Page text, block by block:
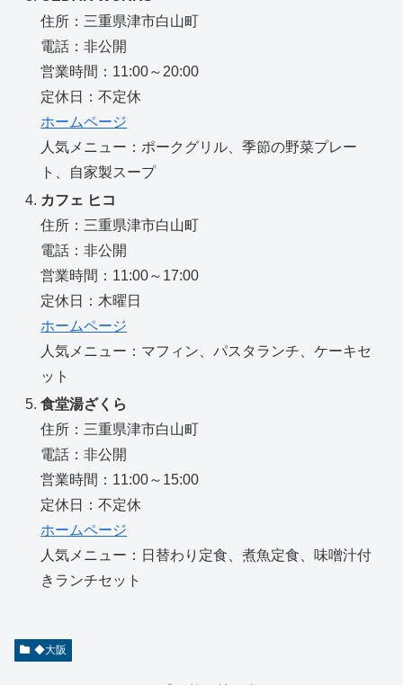
住所：三重県津市白山町
電話：非公開
営業時間：11:00～20:00
定休日：不定休
ホームページ
人気メニュー：ポークグリル、季節の野菜プレー
ト、自家製スープ
カフェ ヒコ
住所：三重県津市白山町
電話：非公開
営業時間：11:00～17:00
定休日：木曜日
ホームページ
人気メニュー：マフィン、パスタランチ、ケーキセ
ット
食堂湯ざくら
住所：三重県津市白山町
電話：非公開
営業時間：11:00～15:00
定休日：不定休
ホームページ
人気メニュー：日替わり定食、煮魚定食、味噌汁付
きランチセット
◆大阪